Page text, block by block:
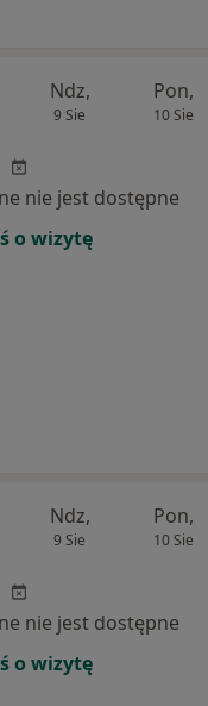
Ndz,
9 Sie
Pon,
10 Sie
nie jest dostępne
o wizytę
Ndz,
9 Sie
Pon,
10 Sie
nie jest dostępne
o wizytę